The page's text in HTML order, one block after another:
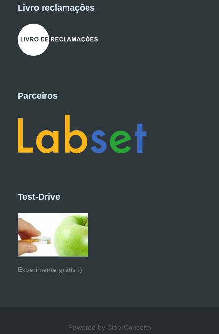
Livro reclamações
Parceiros
Test-Drive
Experimente grátis :)
Powered by CiberConceito